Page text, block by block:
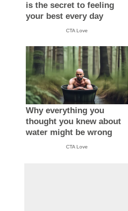
is the secret to feeling
your best every day
CTA Love
Why everything you
thought you knew about
water might be wrong
CTA Love